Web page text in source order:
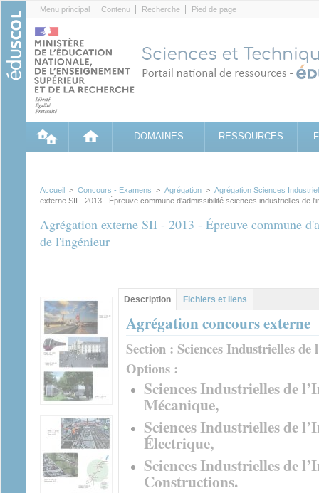
Menu principal Contenu Recherche Pied de page
DOMAINES RESSOURCES
Accueil > Concours - Examens > Agrégation > Agrégation Sciences
externe SII - 2013 - Épreuve commune d'admissibilité sciences industrielles de
Agrégation externe SII - 2013 - Épreuve commune
de l'ingénieur
Groupe principal
Description (onglet
actif)
Fichiers et liens
Agrégation concours externe
Section : Sciences Industrielles de
Options :
Sciences Industrielles de
Mécanique,
Sciences Industrielles de
Électrique,
Sciences Industrielles de
Constructions.